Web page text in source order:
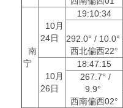
南
宁
10月
24日
19:10:34
292.0° / 10.0°
西北偏西22°
10月
26日
18:47:15
267.7° /
9.9°
西南偏西02°